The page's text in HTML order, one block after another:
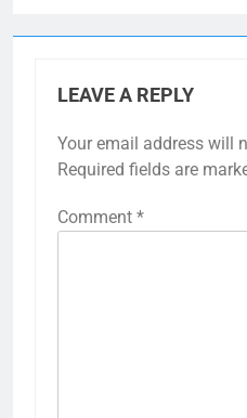
LEAVE A REPLY
Your email address will
Required fields are
Comment *